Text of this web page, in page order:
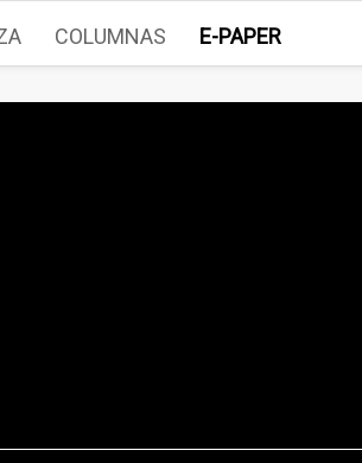
COLUMNAS E-PAPER